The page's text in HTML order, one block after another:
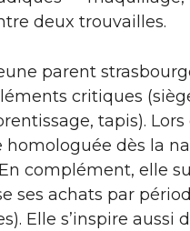
deux trouvailles.
parent
critiques
tapis).
dès la
complément, elle
ses achats par
Elle s’inspire aussi